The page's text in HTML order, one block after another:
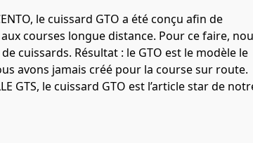
le cuissard GTO a été conçu afin de
courses longue distance. Pour ce faire,
cuissards. Résultat : le GTO est le modèle le
avons jamais créé pour la course sur route.
GTS, le cuissard GTO est l’article star de